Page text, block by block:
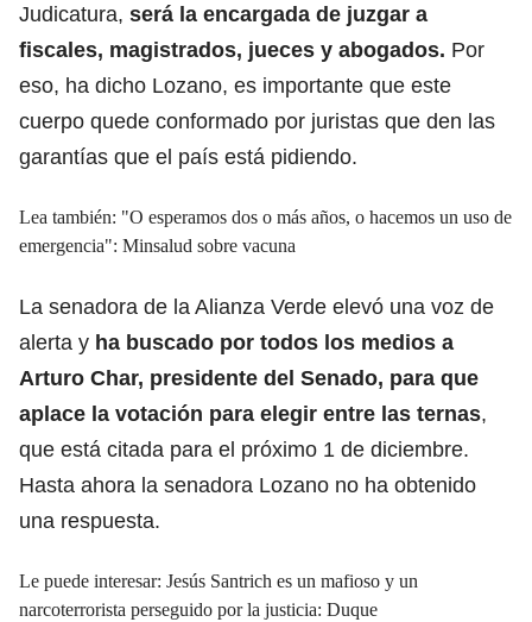
Judicatura, será la encargada de juzgar a
fiscales, magistrados, jueces y abogados. Por
eso, ha dicho Lozano, es importante que este
cuerpo quede conformado por juristas que den las
garantías que el país está pidiendo.
Lea también: "O esperamos dos o más años, o hacemos un uso de
emergencia": Minsalud sobre vacuna
La senadora de la Alianza Verde elevó una voz de
alerta y ha buscado por todos los medios a
Arturo Char, presidente del Senado, para que
aplace la votación para elegir entre las ternas,
que está citada para el próximo 1 de diciembre.
Hasta ahora la senadora Lozano no ha obtenido
una respuesta.
Le puede interesar: Jesús Santrich es un mafioso y un
narcoterrorista perseguido por la justicia: Duque